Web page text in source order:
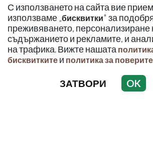
С използването на сайта вие
използваме „бисквитки" за
преживяването, персонализиране
съдържанието и рекламите, и
на трафика. Вижте нашата
бисквитките и политика за
ЗАТВОРИ OK
ИНЦИДЕНТИ
АНАЛИЗИ
ПО СВЕТА
ВОДЕЩИ ТЕМИ
Използването и публикуването на
съдържание на Crimes.BG без
група Асмара ЕООД е